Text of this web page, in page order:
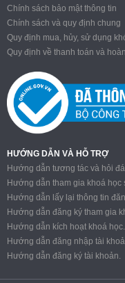
Chính sách bảo mật thông tin
Chính sách và quy định chung
Quy định mua, hủy, sử dụng
Quy định về thanh toán và
HƯỚNG DẪN VÀ HỖ TRỢ
Hướng dẫn tương tác và hỏi
Hướng dẫn tham gia khoá học
Hướng dẫn lấy lại thông tin
Hướng dẫn đăng ký tham gia
Hướng dẫn kích hoạt khoá học.
Hướng dẫn đăng nhập tài
Hướng dẫn đăng ký tài khoản.